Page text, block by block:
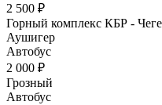
2 500 ₽
Горный комплекс КБР -
Аушигер
Автобус
2 000 ₽
Грозный
Автобус